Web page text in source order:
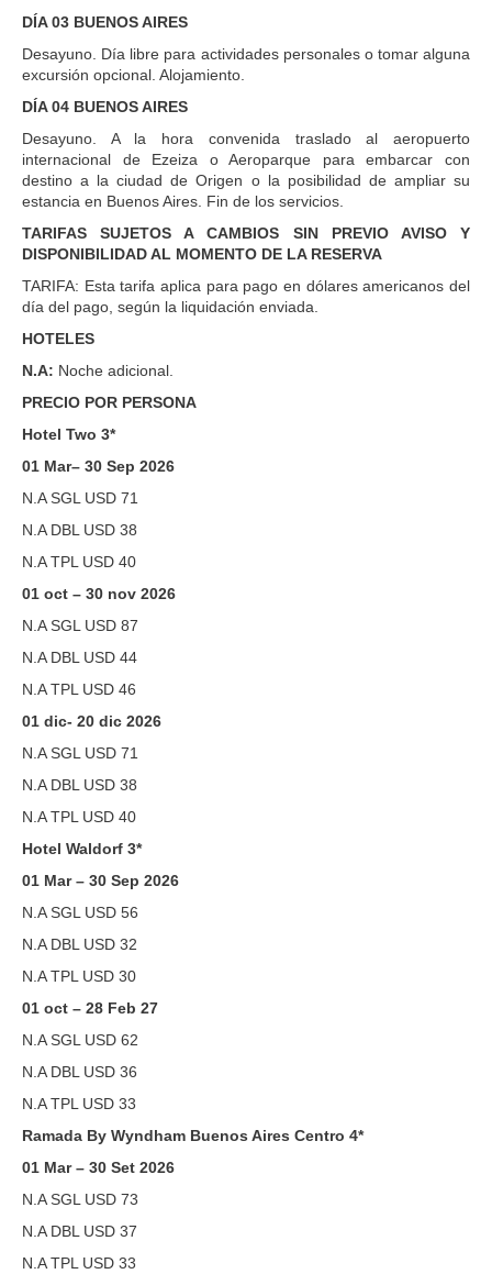
DÍA 03 BUENOS AIRES
Desayuno. Día libre para actividades personales o tomar alguna
excursión opcional. Alojamiento.
DÍA 04 BUENOS AIRES
Desayuno. A la hora convenida traslado al aeropuerto
internacional de Ezeiza o Aeroparque para embarcar con
destino a la ciudad de Origen o la posibilidad de ampliar su
estancia en Buenos Aires. Fin de los servicios.
TARIFAS SUJETOS A CAMBIOS SIN PREVIO AVISO Y
DISPONIBILIDAD AL MOMENTO DE LA RESERVA
TARIFA: Esta tarifa aplica para pago en dólares americanos del
día del pago, según la liquidación enviada.
HOTELES
N.A: Noche adicional.
PRECIO POR PERSONA
Hotel Two 3*
01 Mar– 30 Sep 2026
N.A SGL USD 71
N.A DBL USD 38
N.A TPL USD 40
01 oct – 30 nov 2026
N.A SGL USD 87
N.A DBL USD 44
N.A TPL USD 46
01 dic- 20 dic 2026
N.A SGL USD 71
N.A DBL USD 38
N.A TPL USD 40
Hotel Waldorf 3*
01 Mar – 30 Sep 2026
N.A SGL USD 56
N.A DBL USD 32
N.A TPL USD 30
01 oct – 28 Feb 27
N.A SGL USD 62
N.A DBL USD 36
N.A TPL USD 33
Ramada By Wyndham Buenos Aires Centro 4*
01 Mar – 30 Set 2026
N.A SGL USD 73
N.A DBL USD 37
N.A TPL USD 33